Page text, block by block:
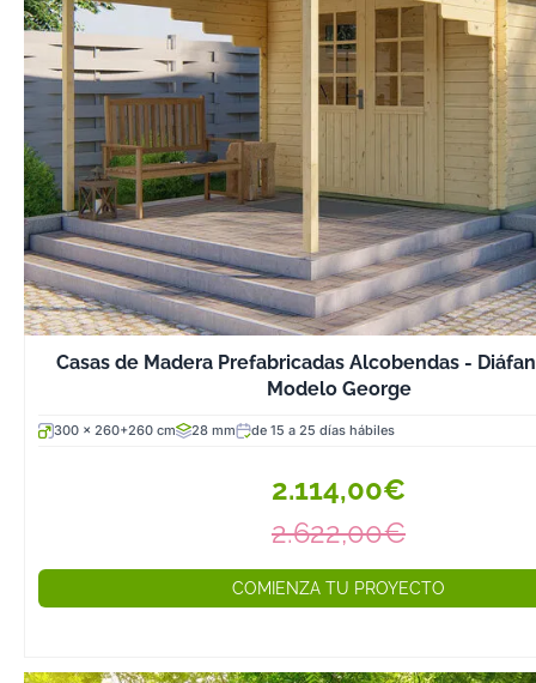
Casas de Madera Prefabricadas Alcobendas -
Modelo George
300 x 260+260 cm 28 mm de 15 a 25 días hábiles
2.114,00€
2.622,00€
COMIENZA TU PROYECTO